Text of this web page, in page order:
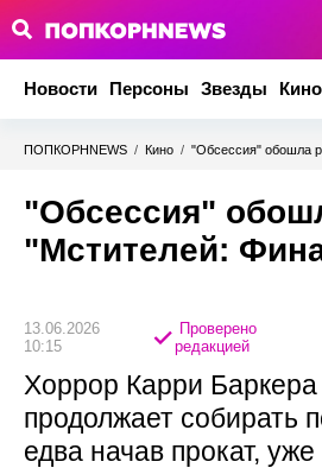
Новости Персоны Звезды Кино
ПОПКОРНNEWS / Кино / "Обсессия" обошла
"Обсессия"
"Мстителей:
13.06.2026
10:15
Проверено
редакцией
Хоррор Карри
продолжает собирать
едва начав прокат,